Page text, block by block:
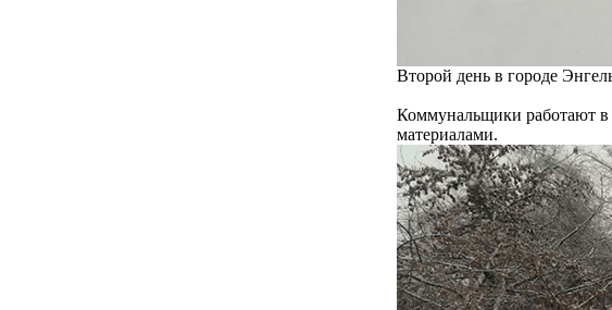
Второй день в городе
Коммунальщики работают в
материалами.